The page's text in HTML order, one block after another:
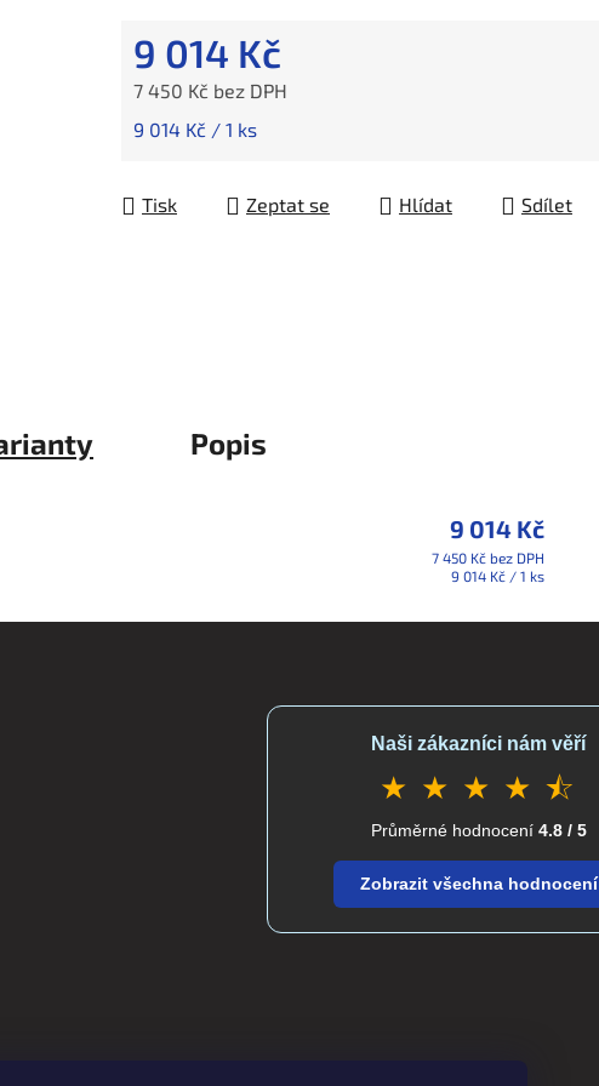
9 014 Kč
7 450 Kč bez DPH
Měrná cena:
9 014 Kč / 1 ks
Tisk Zeptat se Hlídat Sdílet
Popis
9 014 Kč
7 450 Kč bez DPH
Měrná
9 014 Kč / 1 ks
Naši zákazníci nám věří
★ ★ ★ ★ ⯪
Průměrné hodnocení 4.8 / 5
Zobrazit všechna hodnocení